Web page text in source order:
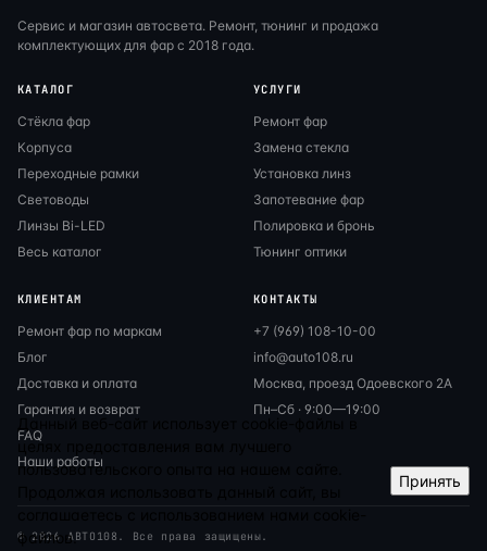
Сервис и магазин автосвета. Ремонт, тюнинг и продажа
комплектующих для фар с 2018 года.
КАТАЛОГ
Стёкла фар
Корпуса
Переходные рамки
Световоды
Линзы Bi-LED
Весь каталог
УСЛУГИ
Ремонт фар
Замена стекла
Установка линз
Запотевание фар
Полировка и бронь
Тюнинг оптики
КЛИЕНТАМ
Ремонт фар по маркам
Блог
Доставка и оплата
Гарантия и возврат
FAQ
Наши работы
КОНТАКТЫ
+7 (969) 108-10-00
info@auto108.ru
Москва, проезд Одоевского 2А
Пн–Сб · 9:00—19:00
© 2026 АВТО108. Все права защищены.
Данный веб-сайт использует cookie-файлы в
целях предоставления вам лучшего
пользовательского опыта на нашем сайте.
файлов.
Принять